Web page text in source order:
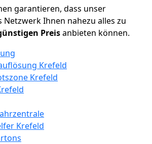
garantieren, dass unser
Netzwerk Ihnen nahezu alles zu
Preisanbieten können.
Krefeld
Krefeld
Krefeld